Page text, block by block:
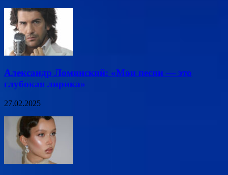
Александр Ломинский: «Мои песни — это
глубокая лирика»
27.02.2025